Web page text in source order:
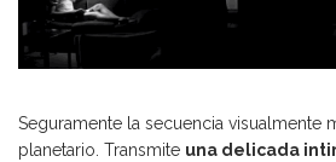
Seguramente la secuencia visualmente
planetario. Transmite una delicada